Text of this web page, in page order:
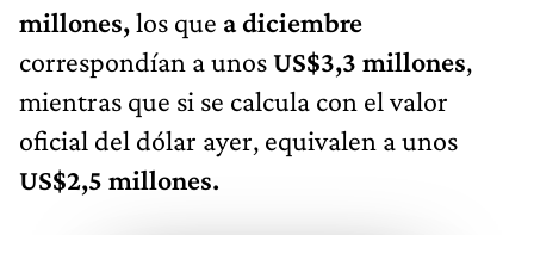
millones,los que a diciembre
correspondían a unosUS$3,3 millones,
mientras que si se calcula con el valor
oficial del dólar ayer, equivalen a unos
US$2,5 millones.